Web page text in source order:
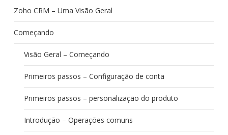
Zoho CRM – Uma Visão Geral
Começando
Visão Geral – Começando
Primeiros passos – Configuração de conta
Primeiros passos – personalização do produto
Introdução – Operações comuns